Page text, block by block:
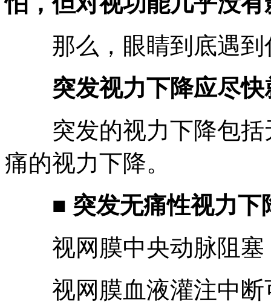
那么，眼睛到底遇到
突发视力下降应尽快
突发的视力下降包括
痛的视力下降。
■ 突发无痛性视力下
视网膜中央动脉阻塞
视网膜血液灌注中断